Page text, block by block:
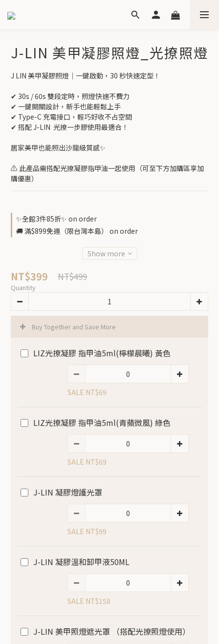
J-LIN 美甲凝膠照燈_光撩照燈
J LIN 美甲凝膠照燈｜一鍵啟動，30 秒快速定型！
✔ 30s / 60s 雙段定時，照燈快速不費力
✔ 一鍵開關設計，新手也能輕鬆上手
✔ Type-C 充電接口，輕巧好收不占空間
✔ 搭配 J-LIN  光撩一步膠使用最適合！
居家美甲也能照出沙龍級質感✨
⚠️ 此產品需搭配光撩凝膠指甲油一起使用（可至下方加購區享加
購優惠）
✨全館3件85折✨ on order
🚚 滿$899免運（限台灣本島） on order
Show more
NT$399 NT$499
Quantity
Buy Together and Save More
LIZ光撩凝膠 指甲油5ml(檸檬晨曦) 黃色
SALE NT$69
LIZ光撩凝膠 指甲油5ml(青蘋微風) 綠色
SALE NT$69
J-LIN 凝膠燈護光罩
SALE NT$99
J-LIN 凝膠溫和卸甲液50ML
SALE NT$158
J-LIN 美甲照燈遮光罩 （搭配光撩照燈使用）